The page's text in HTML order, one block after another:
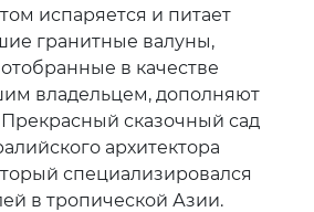
испаряется и питает
гранитные валуны,
в качестве
владельцем, дополняют
сказочный сад
архитектора
специализировался
в тропической Азии.